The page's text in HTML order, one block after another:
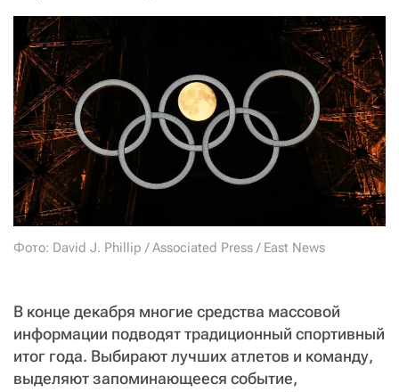
Фото: David J. Phillip / Associated Press / East News
В конце декабря многие средства массовой
информации подводят традиционный спортивный
итог года. Выбирают лучших атлетов и команду,
выделяют запоминающееся событие,
Нажимая кнопку «Стать соучастником»,
я принимаю условия и подтверждаю свое гражданство РФ
СТАТЬ СОУЧАСТНИКОМ
ПОДЕЛИТЬСЯ С ДРУЗЬЯМИ
Если у вас есть вопросы, пишите donate@novayagazeta.ruили
звоните:
+7 (929) 612-03-68